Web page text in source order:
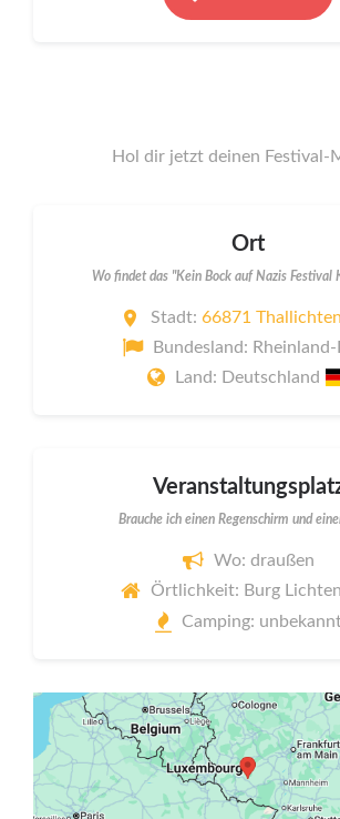
Hol dir jetzt deinen Festival-
Ort
Wo findet das "Kein Bock auf Nazis Festival
Stadt: 66871
Bundesland:
Land: Deutschland
Brauche ich einen Regenschirm und
Wo: draußen
Örtlichkeit: Burg
Camping: